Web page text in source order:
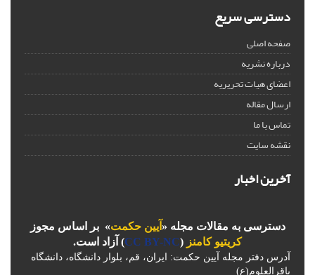
دسترسی سریع
صفحه اصلی
درباره نشریه
اعضای هیات تحریریه
ارسال مقاله
تماس با ما
نقشه سایت
آخرین اخبار
دسترسی به مقالات مجله « آیین حکمت» بر اساس مجوز
کریتیو کامنز (
CC BY-NC) آزاد است.
آدرس دفتر مجله آیین حکمت: ایران، قم، بلوار دانشگاه، دانشگاه
باقرالعلوم(ع)